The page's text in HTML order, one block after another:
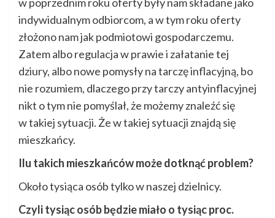
indywidualnym odbiorcom, a w tym roku oferty
złożono nam jak podmiotowi gospodarczemu.
Zatem albo regulacja w prawie i załatanie tej
dziury, albo nowe pomysły na tarczę inflacyjną, bo
nie rozumiem, dlaczego przy tarczy antyinflacyjnej
nikt o tym nie pomyślał, że możemy znaleźć się
w takiej sytuacji. Że w takiej sytuacji znajdą się
mieszkańcy.
Ilu takich mieszkańców może dotknąć problem?
Około tysiąca osób tylko w naszej dzielnicy.
Czyli tysiąc osób będzie miało o tysiąc proc.